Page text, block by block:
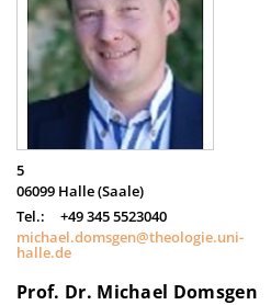
5
06099 Halle (Saale)
Tel.:
+49 345 5523040
michael.domsgen@theologie.uni-
halle.de
Prof. Dr. Michael Domsgen